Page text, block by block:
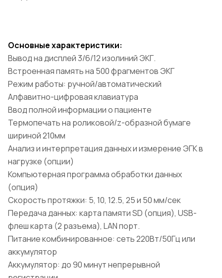
Основные характеристики:
Вывод на дисплей 3/6/12 изолиний ЭКГ.
Встроенная память на 500 фрагментов ЭКГ
Режим работы: ручной/автоматический
Алфавитно-цифровая клавиатура
Ввод полной информации о пациенте
Термопечать на роликовой/z-образной бумаге
шириной 210мм
Анализ и интерпретация данных и измерение ЭГК в
нагрузке (опции)
Компьютерная программа обработки данных
(опция)
Cкорость протяжки: 5, 10, 12.5, 25 и 50 мм/сек
Передача данных: карта памяти SD (опция), USB-
флеш карта (2 разъема), LAN порт.
Питание комбинированное: сеть 220Вт/50Гц или
аккумулятор
Аккумулятор: до 90 минут непрерывной